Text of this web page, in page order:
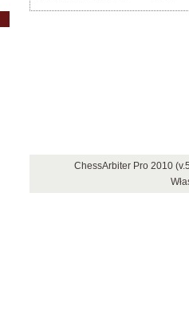
ChessArbiter Pro 2010